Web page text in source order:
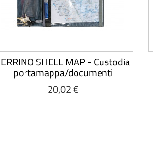
SHELL MAP - Custodia
portamappa/documenti
20,02 €